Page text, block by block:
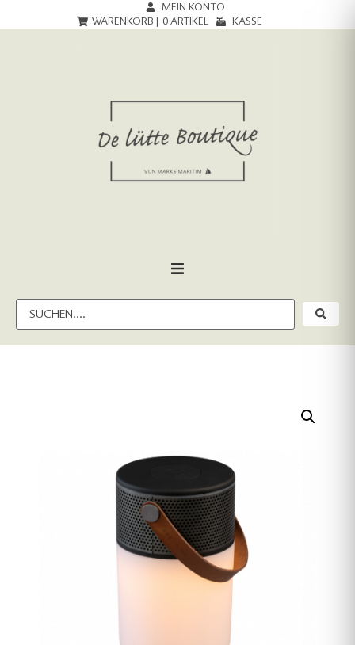
MEIN KONTO
WARENKORB |
0 ARTIKEL KASSE
HOME
DAMEN